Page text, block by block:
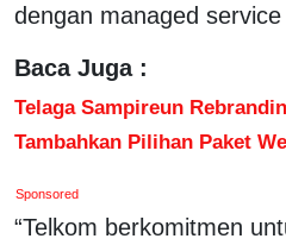
dengan managed
Baca Juga :
Telaga Sampireun
Tambahkan Pilihan Paket
Sponsored
“Telkom berkomitmen